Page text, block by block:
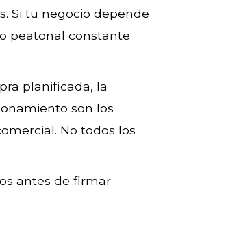
Si tu negocio depende
peatonal constante
planificada, la
son los
No todos los
antes de firmar